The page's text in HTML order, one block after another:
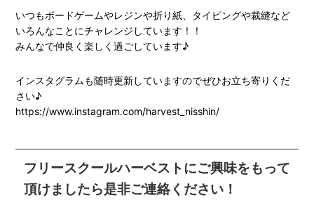
いつもボードゲームやレジンや折り紙、タイピングや裁縫など
いろんなことにチャレンジしています！！
みんなで仲良く楽しく過ごしています♪
インスタグラムも随時更新していますのでぜひお立ち寄りくだ
さい♪
https://www.instagram.com/harvest_nisshin/
フリースクールハーベストにご興味をもって
頂けましたら是非ご連絡ください！